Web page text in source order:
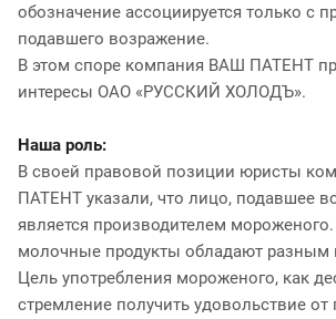
обозначение ассоциируется только с
подавшего возражение.
В этом споре компания ВАШ ПАТЕНТ
интересы ОАО «РУССКИЙ ХОЛОДЪ».
Наша роль:
В своей правовой позиции юристы
ПАТЕНТ указали, что лицо, подавшее
является производителем
молочные продукты обладают разным
Цель употребления мороженого, как
стремление получить удовольствие от